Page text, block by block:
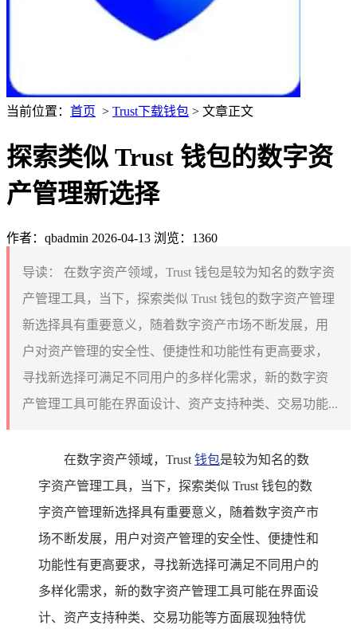
当前位置： 首页 > Trust下载钱包 > 文章正文
探索类似 Trust 钱包的数字资
产管理新选择
作者：qbadmin 2026-04-13 浏览：1360
导读：
在数字资产领域，Trust 钱包是较为知名的数字资
产管理工具，当下，探索类似 Trust 钱包的数字资产管理
新选择具有重要意义，随着数字资产市场不断发展，用
户对资产管理的安全性、便捷性和功能性有更高要求，
寻找新选择可满足不同用户的多样化需求，新的数字资
产管理工具可能在界面设计、资产支持种类、交易功能...
在数字资产领域，Trust 钱包是较为知名的数
字资产管理工具，当下，探索类似 Trust 钱包的数
字资产管理新选择具有重要意义，随着数字资产市
场不断发展，用户对资产管理的安全性、便捷性和
功能性有更高要求，寻找新选择可满足不同用户的
多样化需求，新的数字资产管理工具可能在界面设
计、资产支持种类、交易功能等方面展现独特优